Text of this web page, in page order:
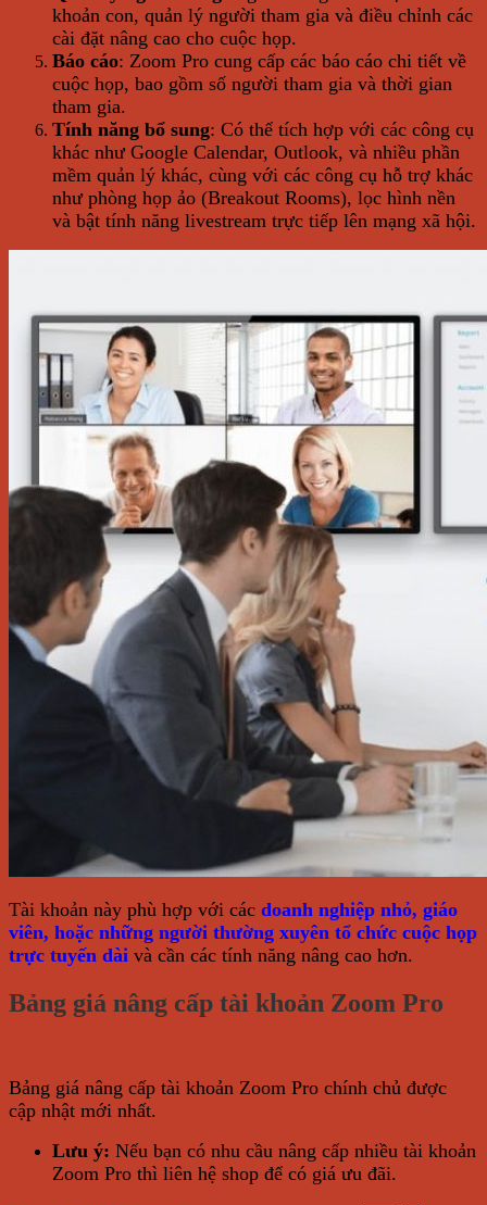
khoản con, quản lý người tham gia và điều chỉnh các
cài đặt nâng cao cho cuộc họp.
Báo cáo: Zoom Pro cung cấp các báo cáo chi tiết về
cuộc họp, bao gồm số người tham gia và thời gian
tham gia.
Tính năng bổ sung: Có thể tích hợp với các công cụ
khác như Google Calendar, Outlook, và nhiều phần
mềm quản lý khác, cùng với các công cụ hỗ trợ khác
như phòng họp ảo (Breakout Rooms), lọc hình nền
và bật tính năng livestream trực tiếp lên mạng xã hội.
Tài khoản này phù hợp với các doanh nghiệp nhỏ, giáo
viên, hoặc những người thường xuyên tổ chức cuộc họp
trực tuyến dài và cần các tính năng nâng cao hơn.
Bảng giá nâng cấp tài khoản Zoom Pro
Bảng giá nâng cấp tài khoản Zoom Pro chính chủ được
cập nhật mới nhất.
Lưu ý: Nếu bạn có nhu cầu nâng cấp nhiều tài khoản
Zoom Pro thì liên hệ shop để có giá ưu đãi.